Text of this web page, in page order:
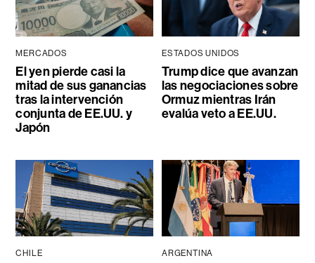
MERCADOS
El yen pierde casi la
mitad de sus ganancias
tras la intervención
conjunta de EE.UU. y
Japón
ESTADOS UNIDOS
Trump dice que avanzan
las negociaciones sobre
Ormuz mientras Irán
evalúa veto a EE.UU.
CHILE ARGENTINA